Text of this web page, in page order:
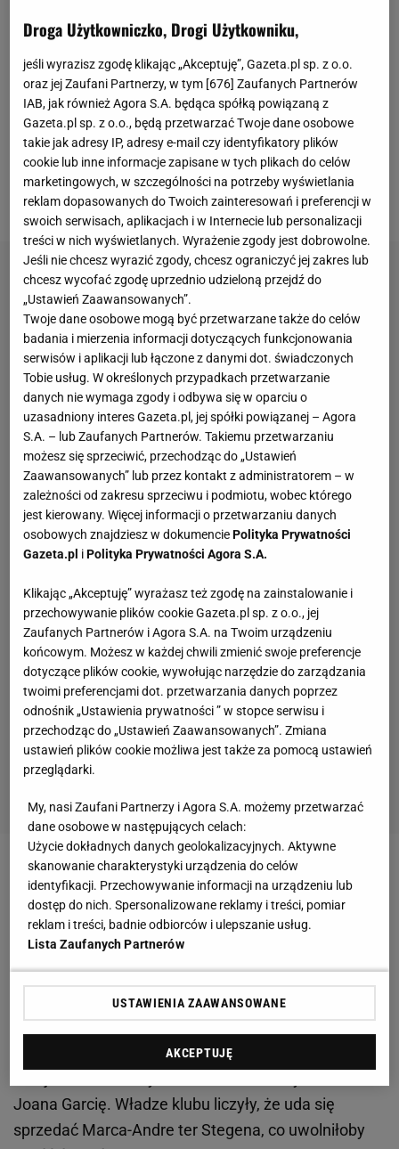
drużynę bez Polaka w składzie. Takiej myśli nie
zainteresowany. - Robert Lewandowski na 100 proc.
zostaje w Barcelonie. Nie matematuArabii
Saudyjskiej -mówiła kilka dni temu osoba z
otoczenia 36-latka, odnosząc się do plotek o
możliwym transferze tego lata . A jednak! W sprawie
może dojść do zwrotu.
Zobacz wideoKiedyś wybił mu zęba, dziś jest jego
trenerem. "Nie ma tragedii"
Czarne chmury nad Robertem Lewandowskim?
"Ostrzegają"
Tak sądzą dziennikarze katalońskiego "Sportu".
Obecnie Barcelona nie ma pieniędzy, by
Joana Garcię. Władze klubu liczyły, że uda się
sprzedać Marca-Andre ter Stegena, co uwolniłoby
Droga Użytkowniczko, Drogi Użytkowniku,
jeśli wyrazisz zgodę klikając „Akceptuję”, Gazeta.pl sp. z o.o.
oraz jej Zaufani Partnerzy, w tym [676] Zaufanych Partnerów
IAB, jak również Agora S.A. będąca spółką powiązaną z
Gazeta.pl sp. z o.o., będą przetwarzać Twoje dane osobowe
takie jak adresy IP, adresy e-mail czy identyfikatory plików
cookie lub inne informacje zapisane w tych plikach do celów
marketingowych, w szczególności na potrzeby wyświetlania
reklam dopasowanych do Twoich zainteresowań i preferencji w
swoich serwisach, aplikacjach i w Internecie lub personalizacji
treści w nich wyświetlanych. Wyrażenie zgody jest dobrowolne.
Jeśli nie chcesz wyrazić zgody, chcesz ograniczyć jej zakres lub
chcesz wycofać zgodę uprzednio udzieloną przejdź do
„Ustawień Zaawansowanych”.
Twoje dane osobowe mogą być przetwarzane także do celów
badania i mierzenia informacji dotyczących funkcjonowania
serwisów i aplikacji lub łączone z danymi dot. świadczonych
Tobie usług. W określonych przypadkach przetwarzanie
danych nie wymaga zgody i odbywa się w oparciu o
uzasadniony interes Gazeta.pl, jej spółki powiązanej – Agora
S.A. – lub Zaufanych Partnerów. Takiemu przetwarzaniu
możesz się sprzeciwić, przechodząc do „Ustawień
Zaawansowanych” lub przez kontakt z administratorem – w
zależności od zakresu sprzeciwu i podmiotu, wobec którego
jest kierowany. Więcej informacji o przetwarzaniu danych
osobowych znajdziesz w dokumenciePolityka Prywatności
Gazeta.pl iPolityka Prywatności Agora S.A.
Klikając „Akceptuję” wyrażasz też zgodę na zainstalowanie i
przechowywanie plików cookie Gazeta.pl sp. z o.o., jej
Zaufanych Partnerów i Agora S.A. na Twoim urządzeniu
końcowym. Możesz w każdej chwili zmienić swoje preferencje
dotyczące plików cookie, wywołując narzędzie do zarządzania
twoimi preferencjami dot. przetwarzania danych poprzez
odnośnik „Ustawienia prywatności ” w stopce serwisu i
przechodząc do „Ustawień Zaawansowanych”. Zmiana
ustawień plików cookie możliwa jest także za pomocą ustawień
przeglądarki.
My, nasi Zaufani Partnerzy i Agora S.A. możemy przetwarzać
dane osobowe w następujących celach:
Użycie dokładnych danych geolokalizacyjnych. Aktywne
skanowanie charakterystyki urządzenia do celów
identyfikacji. Przechowywanie informacji na urządzeniu lub
dostęp do nich. Spersonalizowane reklamy i treści, pomiar
reklam i treści, badnie odbiorców i ulepszanie usług.
Lista Zaufanych Partnerów
USTAWIENIA ZAAWANSOWANE
AKCEPTUJĘ